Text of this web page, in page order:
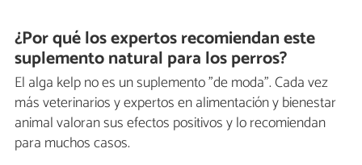
¿Por qué los expertos recomiendan este
suplemento natural para los perros?
El alga kelp no es un suplemento "de moda". Cada vez
más veterinarios y expertos en alimentación y bienestar
animal valoran sus efectos positivos y lo recomiendan
para muchos casos.